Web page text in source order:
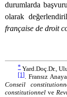
durumlarda
olarak
française de droit
*Yard.Doç.Dr.,
[1]. Fransız
Conseil
constitutionnel ve